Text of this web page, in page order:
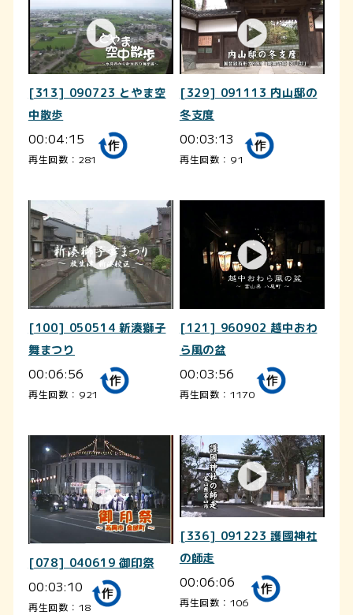
[313] 090723 とやま空
中散歩
00:04:15
再生回数：281
[329] 091113 内山邸の
冬支度
00:03:13
再生回数：91
[100] 050514 新湊獅子
舞まつり
00:06:56
再生回数：921
[121] 960902 越中おわ
ら風の盆
00:03:56
再生回数：1170
[078] 040619 御印祭
00:03:10
再生回数：18
[336] 091223 護國神社
の師走
00:06:06
再生回数：106